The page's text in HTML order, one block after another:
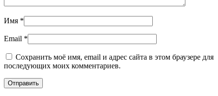
Имя *
Email *
Сохранить моё имя, email и адрес сайта в этом браузере для
последующих моих комментариев.